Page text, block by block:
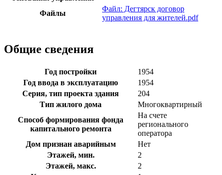
Файлы
Файл: Дегтярск договор
управления для жителей.pdf
Общие сведения
Год постройки
1954
Год ввода в эксплуатацию
1954
Серия, тип проекта здания
204
Тип жилого дома
Многоквартирный
Способ формирования фонда
капитального ремонта
На счете
регионального
оператора
Дом признан аварийным
Нет
Этажей, мин.
2
Этажей, макс.
2